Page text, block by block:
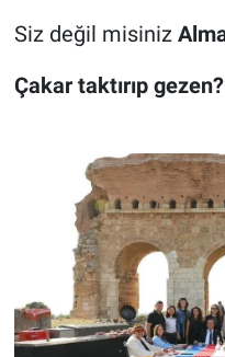
Siz değil misiniz
Çakar taktırıp gezen?